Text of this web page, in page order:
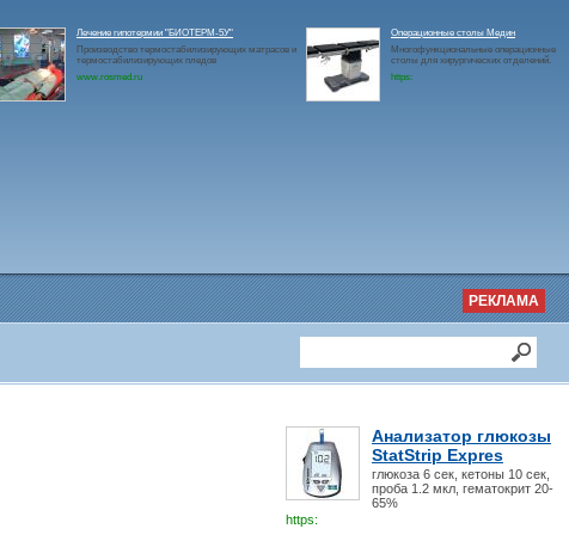
Лечение гипотермии "БИОТЕРМ-5У"
Производство термостабилизирующих матрасов и
термостабилизирующих пледов
www.rosmed.ru
Операционные столы Медин
Многофункциональные операционные
столы для хирургических отделений.
https:
РЕКЛАМА
Анализатор глюкозы
StatStrip Expres
глюкоза 6 сек, кетоны 10 сек,
проба 1.2 мкл, гематокрит 20-
65%
https: